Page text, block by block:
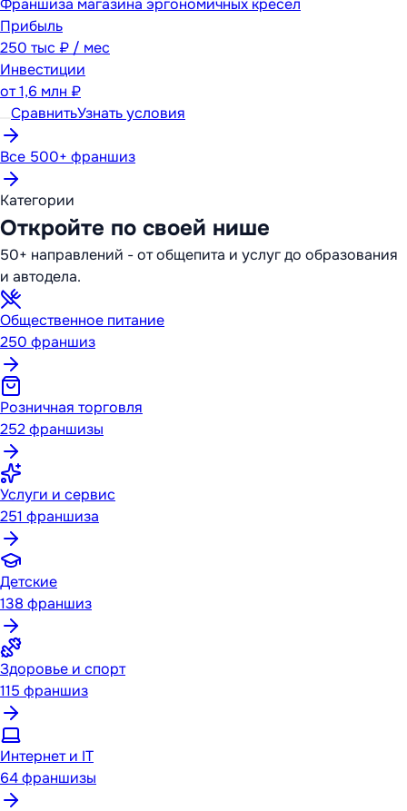
Франшиза магазина эргономичных кресел
Прибыль
250 тыс ₽ / мес
Инвестиции
от1,6 млн ₽
СравнитьУзнать условия
Все 500+ франшиз
Категории
Откройте по своей нише
50+ направлений - от общепита и услуг до образования
и автодела.
Общественное питание
250 франшиз
Розничная торговля
252франшизы
Услуги и сервис
251 франшиза
Детские
138 франшиз
Здоровье и спорт
115 франшиз
Интернет и IT
64франшизы